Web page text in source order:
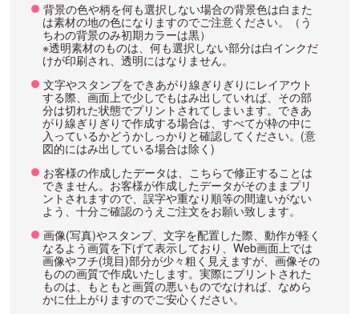
背景の色や柄を何も選択しない場合の背景色は白また
は素材の地の色になりますのでご注意ください。（う
ちわの背景のみ初期カラーは黒）
※透明素材のものは、何も選択しない部分は白インクだ
けが印刷され、透明にはなりません。
文字やスタンプをできあがり線ぎりぎりにレイアウト
する際、画面上で少しでもはみ出していれば、その部
分は切れた状態でプリントされてしまいます。できあ
がり線ぎりぎりで作成する場合は、すべてが枠の中に
入っているかどうかしっかりと確認してください。(意
図的にはみ出している場合は除く)
お客様の作成したデータは、こちらで修正することは
できません。お客様が作成したデータがそのままプリ
ントされますので、誤字や重なり順等の間違いがない
よう、十分ご確認のうえご注文をお願い致します。
画像(写真)やスタンプ、文字を配置した際、動作が軽く
なるよう画質を下げて表示しており、Web画面上では
画像やフチ(境目)部分が少々粗く見えますが、画像その
ものの画質で作成いたします。実際にプリントされた
ものは、もともと画質の悪いものでなければ、なめら
かに仕上がりますのでご安心ください。